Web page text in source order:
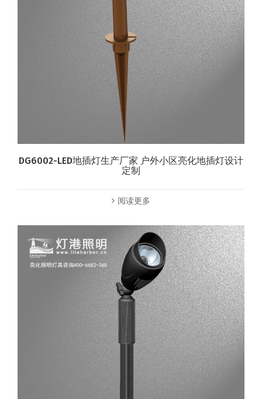
DG6002-LED地插灯生产厂家 户外小区亮化地插灯设计
定制
阅读更多